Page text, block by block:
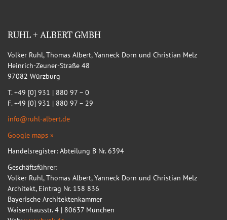
RUHL + ALBERT GMBH
Volker Ruhl, Thomas Albert, Yanneck Dorn und Christian Melz
Heinrich-Zeuner-Straße 48
97082 Würzburg
T. +49 [0] 931 | 880 97 – 0
F. +49 [0] 931 | 880 97 – 29
info@ruhl-albert.de
Google maps »
Handelsregister: Abteilung B Nr. 6394
Geschäftsführer:
Volker Ruhl, Thomas Albert, Yanneck Dorn und Christian Melz
Architekt, Eintrag Nr. 158 836
Bayerische Architektenkammer
Waisenhausstr. 4 | 80637 München